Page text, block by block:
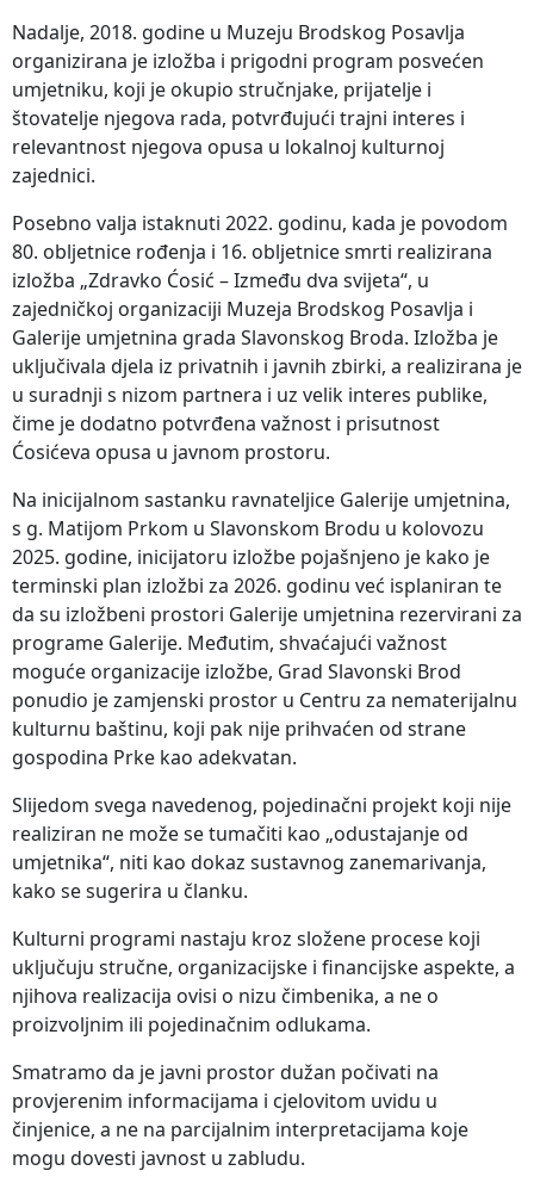
Nadalje, 2018. godine u Muzeju Brodskog Posavlja
organizirana je izložba i prigodni program posvećen
umjetniku, koji je okupio stručnjake, prijatelje i
štovatelje njegova rada, potvrđujući trajni interes i
relevantnost njegova opusa u lokalnoj kulturnoj
zajednici.
Posebno valja istaknuti 2022. godinu, kada je povodom
80. obljetnice rođenja i 16. obljetnice smrti realizirana
izložba „Zdravko Ćosić – Između dva svijeta“, u
zajedničkoj organizaciji Muzeja Brodskog Posavlja i
Galerije umjetnina grada Slavonskog Broda. Izložba je
uključivala djela iz privatnih i javnih zbirki, a realizirana je
u suradnji s nizom partnera i uz velik interes publike,
čime je dodatno potvrđena važnost i prisutnost
Ćosićeva opusa u javnom prostoru.
Na inicijalnom sastanku ravnateljice Galerije umjetnina,
s g. Matijom Prkom u Slavonskom Brodu u kolovozu
2025. godine, inicijatoru izložbe pojašnjeno je kako je
terminski plan izložbi za 2026. godinu već isplaniran te
da su izložbeni prostori Galerije umjetnina rezervirani za
programe Galerije. Međutim, shvaćajući važnost
moguće organizacije izložbe, Grad Slavonski Brod
ponudio je zamjenski prostor u Centru za nematerijalnu
kulturnu baštinu, koji pak nije prihvaćen od strane
gospodina Prke kao adekvatan.
Slijedom svega navedenog, pojedinačni projekt koji nije
realiziran ne može se tumačiti kao „odustajanje od
umjetnika“, niti kao dokaz sustavnog zanemarivanja,
kako se sugerira u članku.
Kulturni programi nastaju kroz složene procese koji
uključuju stručne, organizacijske i financijske aspekte, a
njihova realizacija ovisi o nizu čimbenika, a ne o
proizvoljnim ili pojedinačnim odlukama.
Smatramo da je javni prostor dužan počivati na
provjerenim informacijama i cjelovitom uvidu u
činjenice, a ne na parcijalnim interpretacijama koje
mogu dovesti javnost u zabludu.